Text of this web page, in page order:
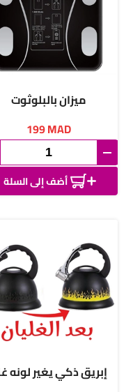
ميزان بالبلوثوت
199MAD
أضف إلى السلة
إبريق ذكي يغير لونه